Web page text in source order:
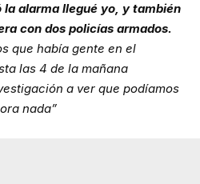
la alarma llegué yo, y también
con dos policías armados.
que había gente en el
las 4 de la mañana
a ver que podíamos
nada”